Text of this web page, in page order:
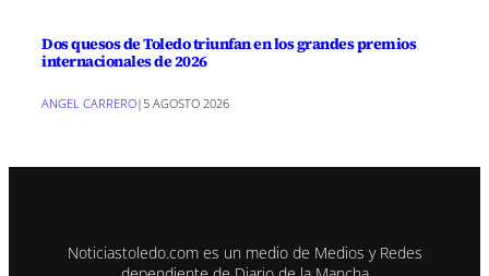
Dos quesos de Toledo triunfan en los grandes premios
internacionales de 2026
ANGEL CARRERO|5 AGOSTO 2026
Noticiastoledo.com es un medio de Medios y Redes